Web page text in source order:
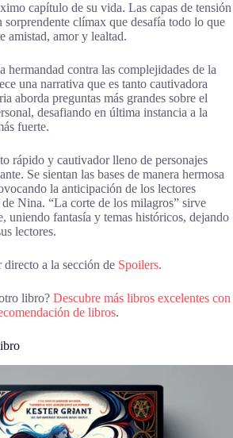
capítulo de su vida. Las capas de tensión
clímax que desafía todo lo que
amistad, amor y lealtad.
hermandad contra las complejidades de la
una narrativa que es tanto cautivadora
aborda preguntas más grandes sobre el
desafiando en última instancia a la
fuerte.
rápido y cautivador lleno de personajes
Se sientan las bases de manera hermosa
la anticipación de los lectores
Nina. “La corte de los milagros” sirve
uniendo fantasía y temas históricos, dejando
lectores.
directo a la sección de Spoilers.
libro? Descubre más libros excelentes con
de libros.